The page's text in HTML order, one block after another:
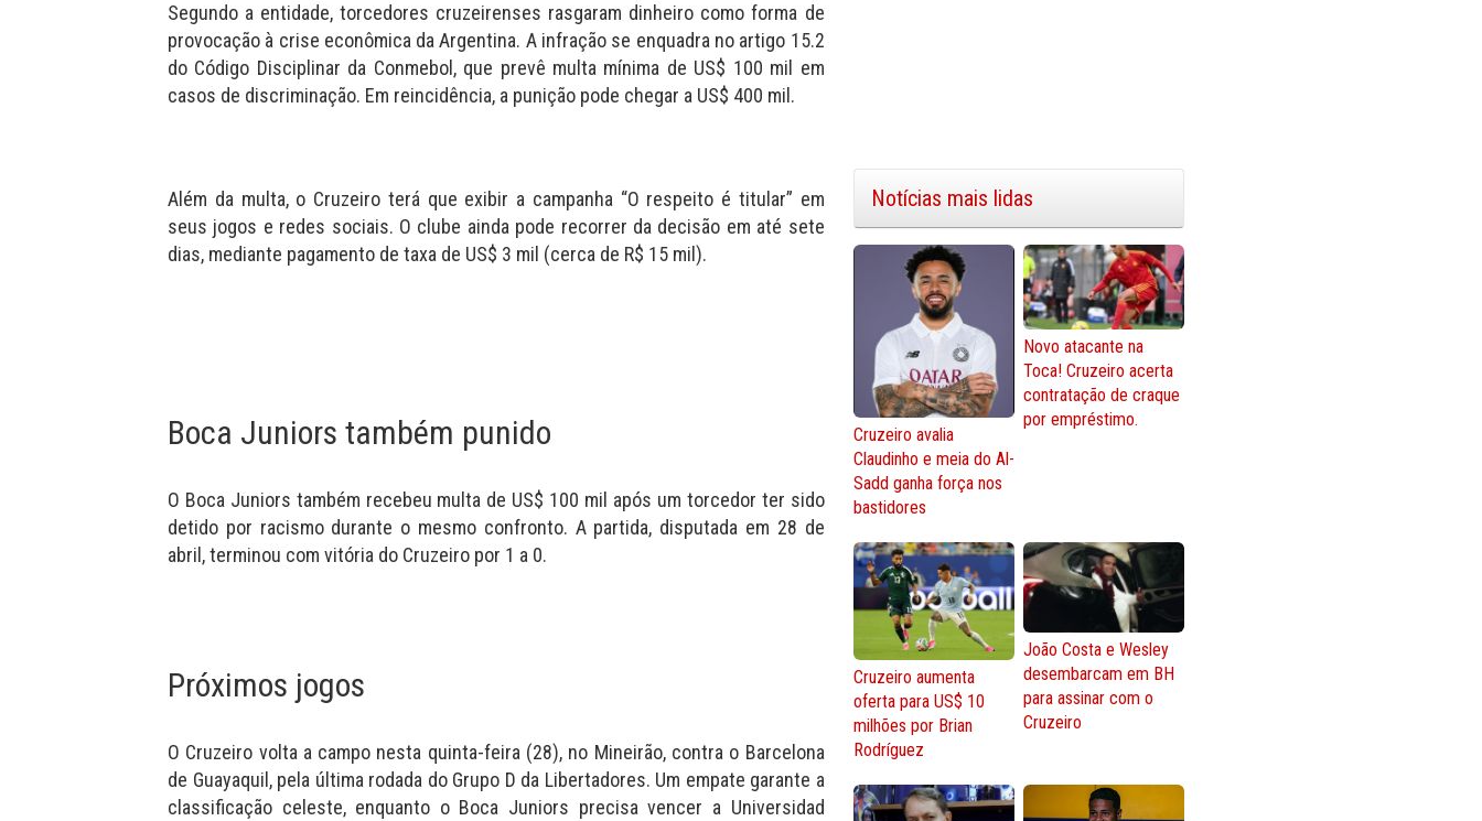
Segundo a entidade, torcedores cruzeirenses rasgaram dinheiro como forma de
provocação à crise econômica da Argentina. A infração se enquadra no artigo 15.2
do Código Disciplinar da Conmebol, que prevê multa mínima de US$ 100 mil em
casos de discriminação. Em reincidência, a punição pode chegar a US$ 400 mil.
Além da multa, o Cruzeiro terá que exibir a campanha “O respeito é titular” em
seus jogos e redes sociais. O clube ainda pode recorrer da decisão em até sete
dias, mediante pagamento de taxa de US$ 3 mil (cerca de R$ 15 mil).
Boca Juniors também punido
O Boca Juniors também recebeu multa de US$ 100 mil após um torcedor ter sido
detido por racismo durante o mesmo confronto. A partida, disputada em 28 de
abril, terminou com vitória do Cruzeiro por 1 a 0.
Próximos jogos
O Cruzeiro volta a campo nesta quinta-feira (28), no Mineirão, contra o Barcelona
de Guayaquil, pela última rodada do Grupo D da Libertadores. Um empate garante a
classificação celeste, enquanto o Boca Juniors precisa vencer a Universidad
Notícias mais lidas
Cruzeiro avalia
Claudinho e meia do Al-
Sadd ganha força nos
bastidores
Novo atacante na
Toca! Cruzeiro acerta
contratação de craque
por empréstimo.
Cruzeiro aumenta
oferta para US$ 10
milhões por Brian
Rodríguez
João Costa e Wesley
desembarcam em BH
para assinar com o
Cruzeiro